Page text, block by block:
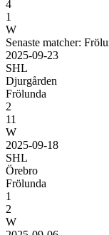
4
1
W
Senaste matcher:
2025-09-23
SHL
Djurgården
Frölunda
2
11
W
2025-09-18
SHL
Örebro
Frölunda
1
2
W